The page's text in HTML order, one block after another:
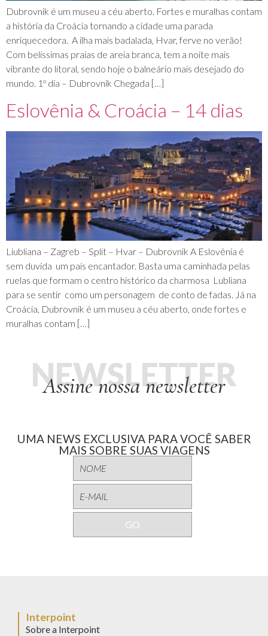
Dubrovnik é um museu a céu aberto. Fortes e muralhas contam
a história da Croácia tornando a cidade uma parada
enriquecedora. A ilha mais badalada, Hvar, ferve no verão!
Com belíssimas praias de areia branca, tem a noite mais
vibrante do litoral, sendo hoje o balneário mais desejado do
mundo. 1º dia – Dubrovnik Chegada […]
Eslovênia & Croácia – 14 dias
Liubliana – Zagreb – Split – Hvar – Dubrovnik A Eslovênia é
sem duvida um país encantador. Basta uma caminhada pelas
ruelas que formam o centro histórico da charmosa Lubliana
para se sentir como um personagem de conto de fadas. Já na
Croácia, Dubrovnik é um museu a céu aberto, onde fortes e
muralhas contam […]
Assine nossa newsletter
NEWSLETTER
UMA NEWS EXCLUSIVA PARA VOCÊ SABER
MAIS SOBRE SUAS VIAGENS
Interpoint
Sobre a Interpoint